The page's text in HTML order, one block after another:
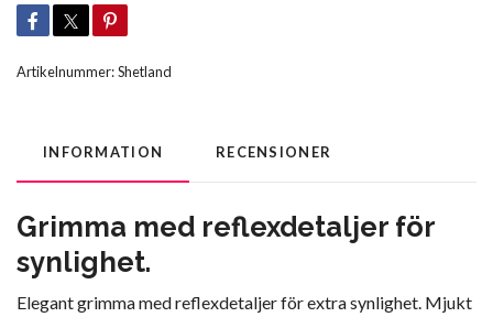
Artikelnummer:Shetland
INFORMATION RECENSIONER
Grimma med reflexdetaljer för
synlighet.
Elegant grimma med reflexdetaljer för extra synlighet. Mjukt